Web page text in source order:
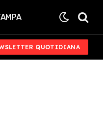
QUOTIDIANA